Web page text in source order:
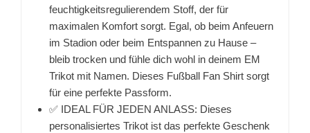
feuchtigkeitsregulierendem Stoff, der für
maximalen Komfort sorgt. Egal, ob beim Anfeuern
im Stadion oder beim Entspannen zu Hause –
bleib trocken und fühle dich wohl in deinem EM
Trikot mit Namen. Dieses Fußball Fan Shirt sorgt
für eine perfekte Passform.
✅ IDEAL FÜR JEDEN ANLASS: Dieses
personalisiertes Trikot ist das perfekte Geschenk